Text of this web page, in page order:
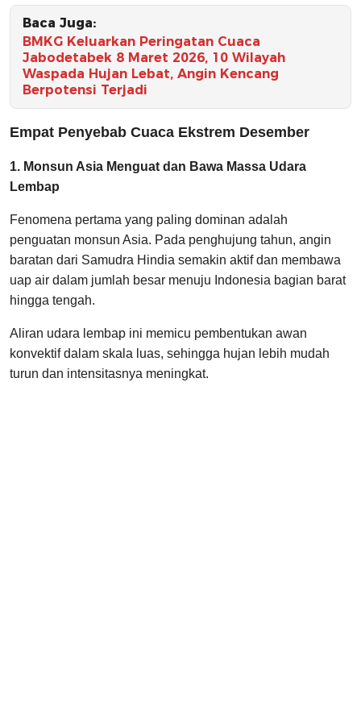
Baca Juga:
BMKG Keluarkan Peringatan Cuaca
Jabodetabek 8 Maret 2026, 10 Wilayah
Waspada Hujan Lebat, Angin Kencang
Berpotensi Terjadi
Empat Penyebab Cuaca Ekstrem Desember
1. Monsun Asia Menguat dan Bawa Massa Udara
Lembap
Fenomena pertama yang paling dominan adalah
penguatan monsun Asia. Pada penghujung tahun, angin
baratan dari Samudra Hindia semakin aktif dan membawa
uap air dalam jumlah besar menuju Indonesia bagian barat
hingga tengah.
Aliran udara lembap ini memicu pembentukan awan
konvektif dalam skala luas, sehingga hujan lebih mudah
turun dan intensitasnya meningkat.